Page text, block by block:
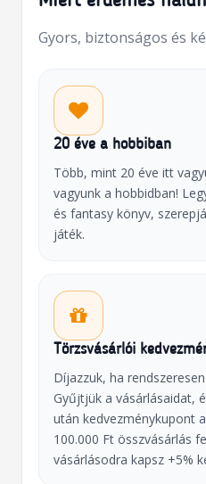
Gyors, biztonságos és
20 éve a hobbiban
Több, mint 20 éve itt
vagyunk a hobbidban!
és fantasy könyv,
játék.
Törzsvásárlói
Díjazzuk, ha
Gyűjtjük a vásárlásaidat,
után kedvezménykupont
100.000 Ft összvásárlás
vásárlásodra kapsz +5%